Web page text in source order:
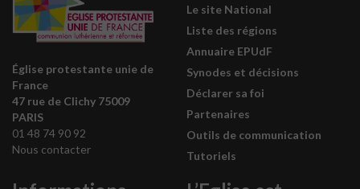
Église protestante unie de
France
47 rue de Clichy 75009
PARIS
01 48 74 90 92
Nous contacter
Le site National
Liste des régions
Annuaire EPUdF
Synodes et décisions
Déclarer sa foi
Partenaires
Outils de communication
Tutoriels